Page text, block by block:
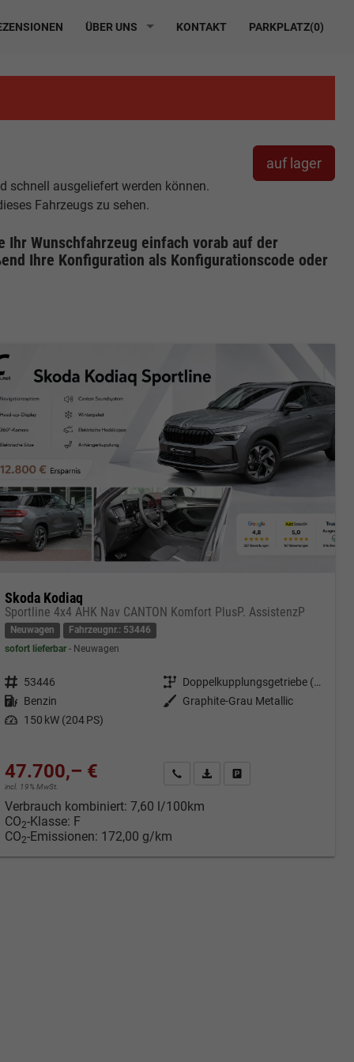
ÜBER UNS KONTAKT PARKPLATZ(0)
auf lager
schnell ausgeliefert werden können.
Fahrzeugs zu sehen.
Wunschfahrzeug einfach vorab auf der
Ihre Konfiguration als Konfigurationscode oder
Skoda Kodiaq
Sportline 4x4 AHK Nav CANTON Komfort PlusP. AssistenzP
Neuwagen
Fahrzeugnr.: 53446
sofort lieferbar Neuwagen
Fahrzeugnr. 53446 Getriebe
Doppelkupplungsgetriebe (DSG)
Kraftstoff Benzin Außenfarbe Graphite-Grau Metallic
Leistung 150 kW (204 PS)
47.700,– €
incl. 19% MwSt.
Kontakt & Angebot anfordern
PDF-Datei, Fahrzeugexposé
Fahrzeug merken/Expose
Verbrauch kombiniert: 7,60 l/100km
CO2-Klasse: F
CO2-Emissionen: 172,00 g/km